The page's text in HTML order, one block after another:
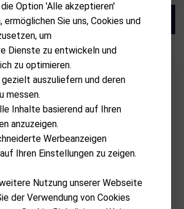
Option 'Alle akzeptieren'
ermöglichen Sie uns, Cookies und
um
Dienste zu entwickeln und
zu optimieren.
gezielt auszuliefern und deren
messen.
Inhalte basierend auf Ihren
anzuzeigen.
Werbeanzeigen
Ihren Einstellungen zu zeigen.
Nutzung unserer Webseite
der Verwendung von Cookies